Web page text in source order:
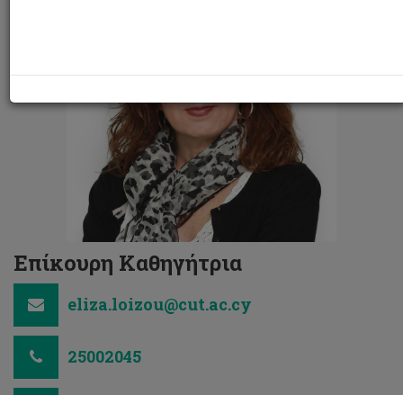
Επίκουρη Καθηγήτρια
eliza.loizou@cut.ac.cy
25002045